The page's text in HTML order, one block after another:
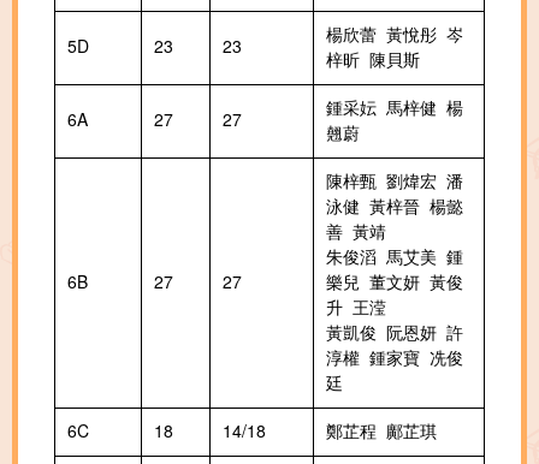
5D 23 23
楊欣蕾 黃悅彤 岑
梓昕 陳貝斯
6A 27 27
鍾采妘 馬梓健 楊
翹蔚
6B 27 27
陳梓甄 劉煒宏 潘
泳健 黃梓晉 楊懿
善 黃靖
朱俊滔 馬艾美 鍾
樂兒 董文妍 黃俊
升 王滢
黃凱俊 阮恩妍 許
淳權 鍾家寶 冼俊
廷
6C
18 14/18 鄭芷程 鄺芷琪